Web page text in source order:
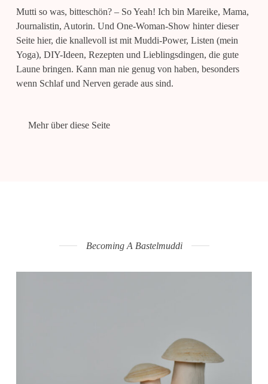
Mutti so was, bitteschön? – So Yeah! Ich bin Mareike, Mama,
Journalistin, Autorin. Und One-Woman-Show hinter dieser
Seite hier, die knallevoll ist mit Muddi-Power, Listen (mein
Yoga), DIY-Ideen, Rezepten und Lieblingsdingen, die gute
Laune bringen. Kann man nie genug von haben, besonders
wenn Schlaf und Nerven gerade aus sind.
Mehr über diese Seite
Becoming A Bastelmuddi